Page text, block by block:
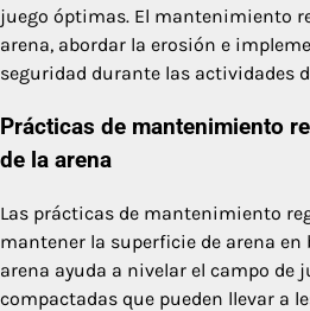
juego óptimas. El mantenimiento
arena, abordar la erosión e
seguridad durante las actividades
Prácticas de mantenimiento
de la arena
Las prácticas de mantenimiento
mantener la superficie de arena en
arena ayuda a nivelar el campo de
compactadas que pueden llevar a